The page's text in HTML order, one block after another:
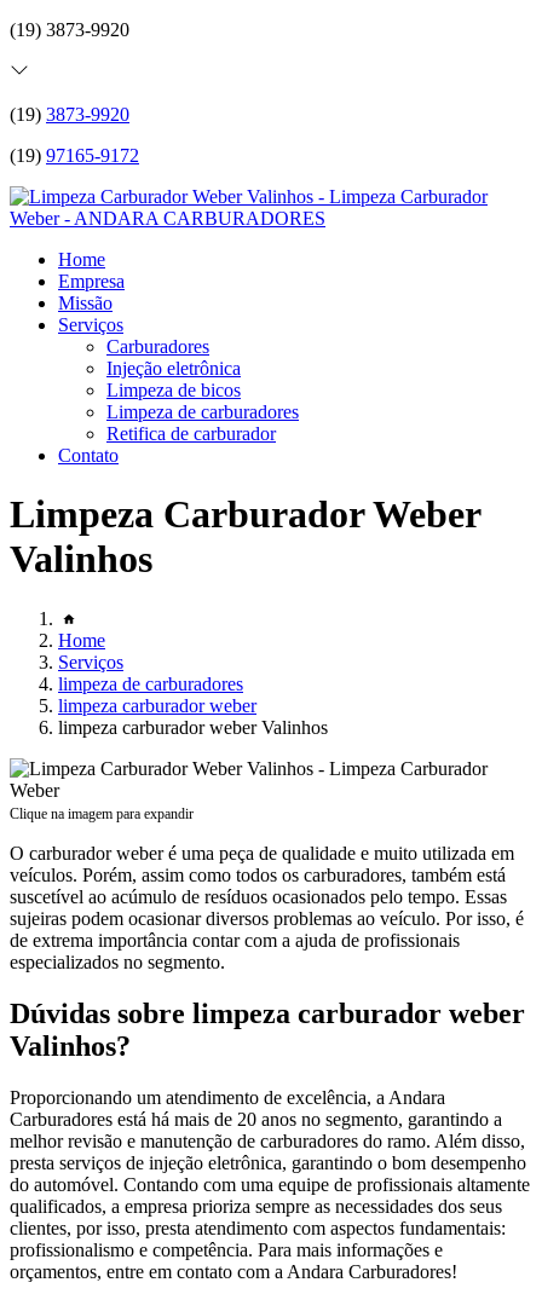
(19) 3873-9920
(19) 3873-9920
(19) 97165-9172
Home
Empresa
Missão
Serviços
Carburadores
Injeção eletrônica
Limpeza de bicos
Limpeza de carburadores
Retifica de carburador
Contato
Limpeza Carburador Weber
Valinhos
Home
Serviços
limpeza de carburadores
limpeza carburador weber
limpeza carburador weber Valinhos
Clique na imagem para expandir
O carburador weber é uma peça de qualidade e muito utilizada em
veículos. Porém, assim como todos os carburadores, também está
suscetível ao acúmulo de resíduos ocasionados pelo tempo. Essas
sujeiras podem ocasionar diversos problemas ao veículo. Por isso, é
de extrema importância contar com a ajuda de profissionais
especializados no segmento.
Dúvidas sobre limpeza carburador weber
Valinhos?
Proporcionando um atendimento de excelência, a Andara
Carburadores está há mais de 20 anos no segmento, garantindo a
melhor revisão e manutenção de carburadores do ramo. Além disso,
presta serviços de injeção eletrônica, garantindo o bom desempenho
do automóvel. Contando com uma equipe de profissionais altamente
qualificados, a empresa prioriza sempre as necessidades dos seus
clientes, por isso, presta atendimento com aspectos fundamentais:
profissionalismo e competência. Para mais informações e
orçamentos, entre em contato com a Andara Carburadores!